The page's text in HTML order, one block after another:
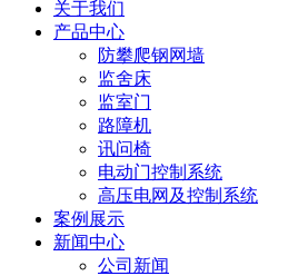
关于我们
产品中心
防攀爬钢网墙
监舍床
监室门
路障机
讯问椅
电动门控制系统
高压电网及控制系统
案例展示
新闻中心
公司新闻